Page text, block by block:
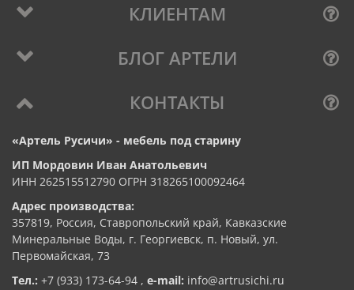
КЛИЕНТАМ
БЛОГ АРТЕЛИ
КОНТАКТЫ
«Артель Русичи» - мебель под старину
ИП Мордовин Иван Анатольевич
ИНН 262515512790 ОГРН 318265100092464
Адрес производства:
357819, Россия, Ставропольский край, Кавказские
Минеральные Воды, г. Георгиевск, п. Новый, ул.
Первомайская, 73
Тел.: +7 (933) 173-64-94 , e-mail: info@artrusichi.ru